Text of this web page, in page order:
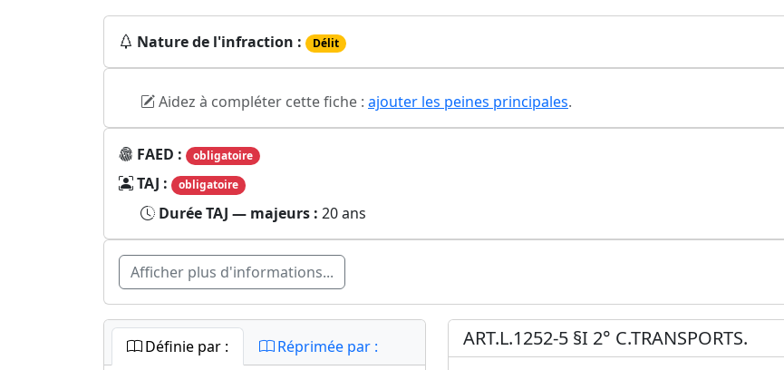
Nature de l'infraction : Délit
Aidez à compléter cette fiche : ajouter les peines principales.
FAED : obligatoire
TAJ : obligatoire
Durée TAJ — majeurs : 20 ans
Afficher plus d'informations...
Définie par : Réprimée par : ART.L.1252-5 §I 2° C.TRANSPORTS.